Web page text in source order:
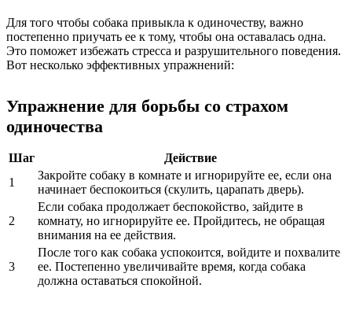
Для того чтобы собака привыкла к одиночеству, важно
постепенно приучать ее к тому, чтобы она оставалась одна.
Это поможет избежать стресса и разрушительного поведения.
Вот несколько эффективных упражнений:
Упражнение для борьбы со страхом
одиночества
Шаг
Действие
1
Закройте собаку в комнате и игнорируйте ее, если она
начинает беспокоиться (скулить, царапать дверь).
2
Если собака продолжает беспокойство, зайдите в
комнату, но игнорируйте ее. Пройдитесь, не обращая
внимания на ее действия.
3
После того как собака успокоится, войдите и похвалите
ее. Постепенно увеличивайте время, когда собака
должна оставаться спокойной.